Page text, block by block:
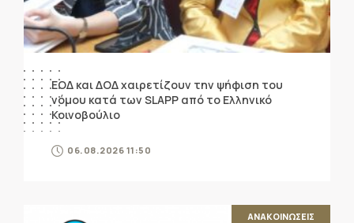
ΕΟΔ και ΔΟΔ χαιρετίζουν την ψήφιση του
νόμου κατά των SLAPP από το Ελληνικό
Κοινοβούλιο
06.08.2026 11:50
ΑΝΑΚΟΙΝΩΣΕΙΣ